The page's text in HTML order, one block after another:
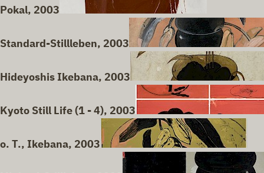
Pokal, 2003
Standard-Stillleben, 2003
Hideyoshis Ikebana, 2003
Kyoto Still Life (1 - 4), 2003
o. T., Ikebana, 2003